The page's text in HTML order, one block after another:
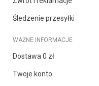
Śledzenie przesyłki
WAŻNE INFORMACJE
Dostawa 0 zł
Twoje konto